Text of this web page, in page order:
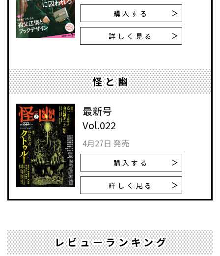
購入する
詳しく見る
怪と幽
最新号
Vol.022
4月27日 発売
購入する
詳しく見る
レビューランキング